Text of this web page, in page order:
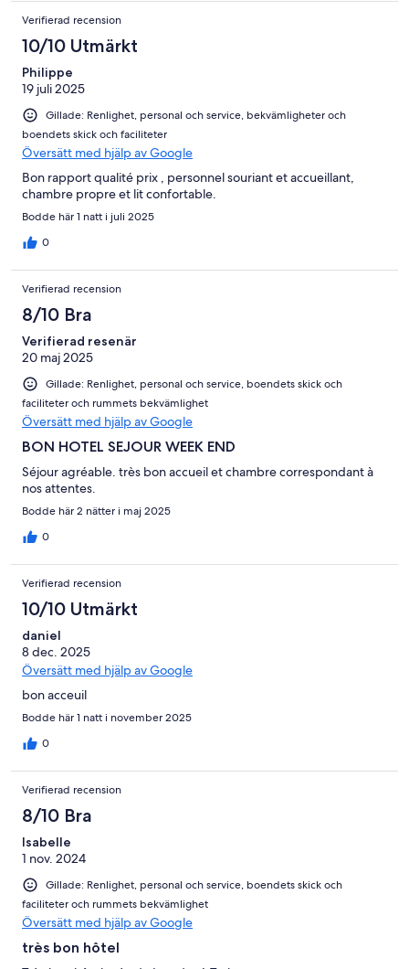
Verifierad recension
10/10 Utmärkt
Philippe
19 juli 2025
Gillade: Renlighet, personal och service, bekvämligheter och
boendets skick och faciliteter
Översätt med hjälp av Google
Bon rapport qualité prix , personnel souriant et accueillant,
chambre propre et lit confortable.
Bodde här 1 natt i juli 2025
0
Verifierad recension
8/10 Bra
Verifierad resenär
20 maj 2025
Gillade: Renlighet, personal och service, boendets skick och
faciliteter och rummets bekvämlighet
Översätt med hjälp av Google
BON HOTEL SEJOUR WEEK END
Séjour agréable. très bon accueil et chambre correspondant à
nos attentes.
Bodde här 2 nätter i maj 2025
0
Verifierad recension
10/10 Utmärkt
daniel
8 dec. 2025
Översätt med hjälp av Google
bon acceuil
Bodde här 1 natt i november 2025
0
Verifierad recension
8/10 Bra
Isabelle
1 nov. 2024
Gillade: Renlighet, personal och service, boendets skick och
faciliteter och rummets bekvämlighet
Översätt med hjälp av Google
très bon hôtel